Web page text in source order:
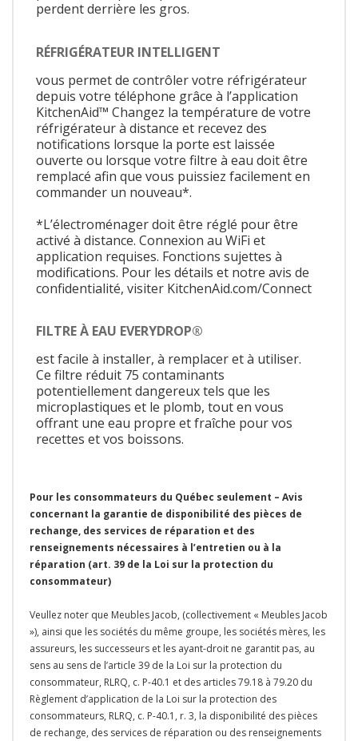
perdent derrière les gros.
RÉFRIGÉRATEUR INTELLIGENT
vous permet de contrôler votre réfrigérateur
depuis votre téléphone grâce à l’application
KitchenAid™ Changez la température de votre
réfrigérateur à distance et recevez des
notifications lorsque la porte est laissée
ouverte ou lorsque votre filtre à eau doit être
remplacé afin que vous puissiez facilement en
commander un nouveau*.
*L’électroménager doit être réglé pour être
activé à distance. Connexion au WiFi et
application requises. Fonctions sujettes à
modifications. Pour les détails et notre avis de
confidentialité, visiter KitchenAid.com/Connect
FILTRE À EAU EVERYDROP®
est facile à installer, à remplacer et à utiliser.
Ce filtre réduit 75 contaminants
potentiellement dangereux tels que les
microplastiques et le plomb, tout en vous
offrant une eau propre et fraîche pour vos
recettes et vos boissons.
Pour les consommateurs du Québec seulement – Avis
concernant la garantie de disponibilité des pièces de
rechange, des services de réparation et des
renseignements nécessaires à l’entretien ou à la
réparation (art. 39 de la Loi sur la protection du
consommateur)
Veullez noter que Meubles Jacob, (collectivement « Meubles Jacob
»), ainsi que les sociétés du même groupe, les sociétés mères, les
assureurs, les successeurs et les ayant-droit ne garantit pas, au
sens au sens de l’article 39 de la Loi sur la protection du
consommateur, RLRQ, c. P-40.1 et des articles 79.18 à 79.20 du
Règlement d’application de la Loi sur la protection des
consommateurs, RLRQ, c. P-40.1, r. 3, la disponibilité des pièces
de rechange, des services de réparation ou des renseignements